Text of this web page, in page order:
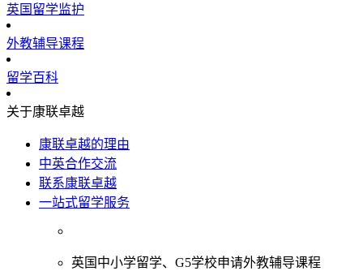
英国留学监护
外教辅导课程
留学百科
关于康联卓越
康联卓越的理由
中英合作交流
联系康联卓越
一站式留学服务
英国中小学留学、G5学校申请外教辅导课程